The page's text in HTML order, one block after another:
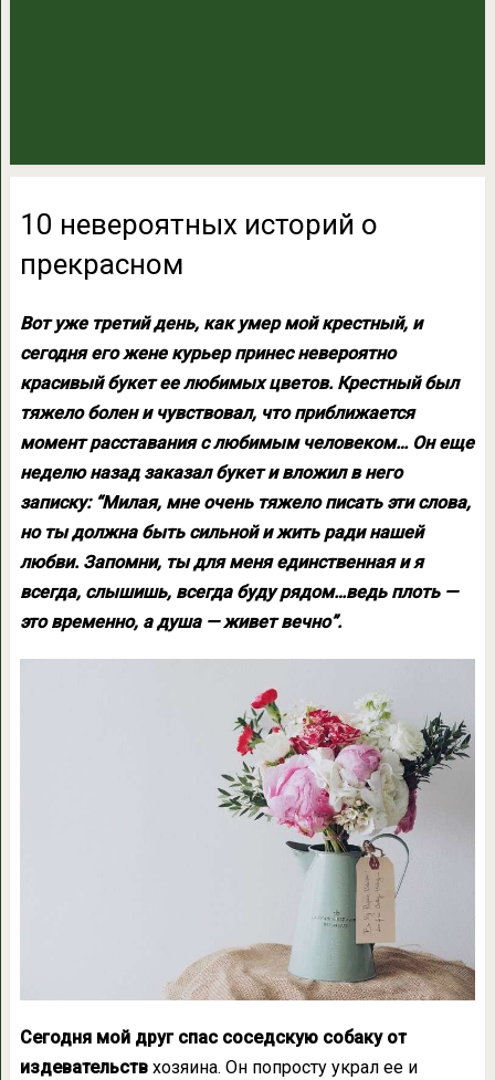
10 невероятных историй о
прекрасном
Вот уже третий день, как умер мой крестный, и
сегодня егожене курьер принес невероятно
красивый букет ее любимых цветов. Крестный был
тяжело болен и чувствовал, что приближается
момент расставания с любимым человеком… Он еще
неделю назад заказал букет и вложил в него
записку: “Милая, мне очень тяжело писать эти слова,
но ты должна быть сильной и жить ради нашей
любви. Запомни, ты для меня единственная и я
всегда, слышишь, всегда буду рядом…ведь плоть —
это временно, а душа — живет вечно”.
Сегодня мой друг спас соседскую собаку от
издевательств хозяина. Он попросту украл ее и